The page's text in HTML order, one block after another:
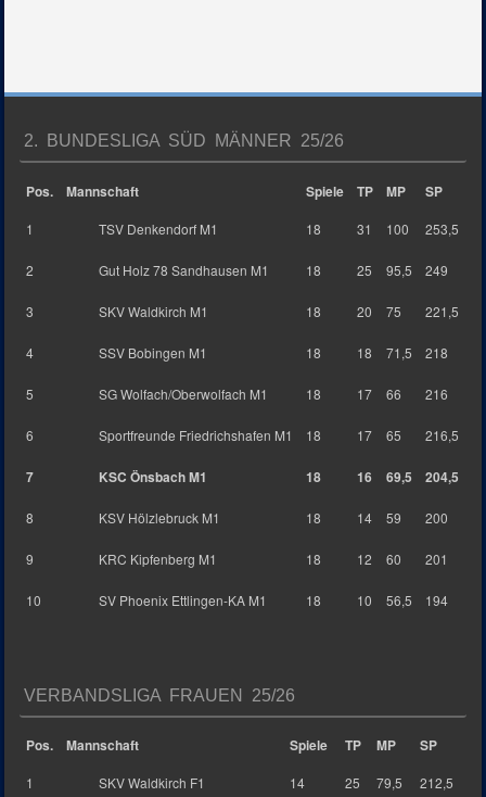
2. BUNDESLIGA SÜD MÄNNER 25/26
Pos. Mannschaft Spiele TP MP SP
1 TSV Denkendorf M1 18 31 100 253,5
2 Gut Holz 78 Sandhausen M1 18 25 95,5 249
3 SKV Waldkirch M1 18 20 75 221,5
4 SSV Bobingen M1 18 18 71,5 218
5 SG Wolfach/Oberwolfach M1 18 17 66 216
6 Sportfreunde Friedrichshafen M1 18 17 65 216,5
7 KSC Önsbach M1 18 16 69,5 204,5
8 KSV Hölzlebruck M1 18 14 59 200
9 KRC Kipfenberg M1 18 12 60 201
10 SV Phoenix Ettlingen-KA M1 18 10 56,5 194
VERBANDSLIGA FRAUEN 25/26
Pos. Mannschaft Spiele TP MP SP
1 SKV Waldkirch F1 14 25 79,5 212,5